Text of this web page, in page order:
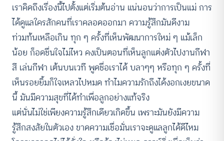
เราคิดถึงเรื่องนี้ไปตั้งแต่เริ่มต้นอ่าน แน่นอนว่าการเป็นแม่ การ
ได้ดูแลใครสักคนที่เราคลอดออกมา ความรู้สึกมันดีงาม
ท่วมท้นเหลือเกิน ทุก ๆ ครั้งที่เห็นพัฒนาการใหม่ ๆ แม้เล็ก
น้อย ก็อดชื่นใจไม่ไหว คงเป็นตอนที่เห็นลูกแต่งตัวไปงานกีฬา
สี เล่นกีฬา เต้นบนเวที พูดชื่อเราได้ บลาๆๆ หรือทุก ๆ ครั้งที่
เห็นรอยยิ้มก็ใจเหลวไปหมด ทำไมความรักถึงได้งอกเงยขนาด
นี้ มันมีความสุขที่ได้ทำเพื่อลูกอย่างแท้จริง
แต่นั่นไม่ใช่เพียงความรู้สึกเดียวเกิดขึ้น เพราะมันยังมีความ
รู้สึกสงสัยในตัวเอง ขาดความเชื่อมั่นเราจะดูแลลูกได้ดีไหม